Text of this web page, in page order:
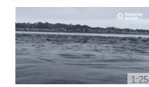
1:25